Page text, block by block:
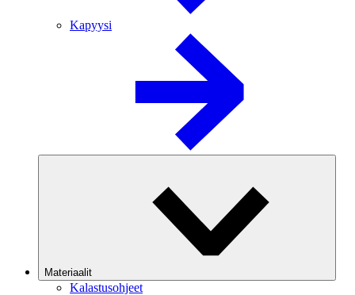
Kapyysi
Materiaalit
Kalastusohjeet